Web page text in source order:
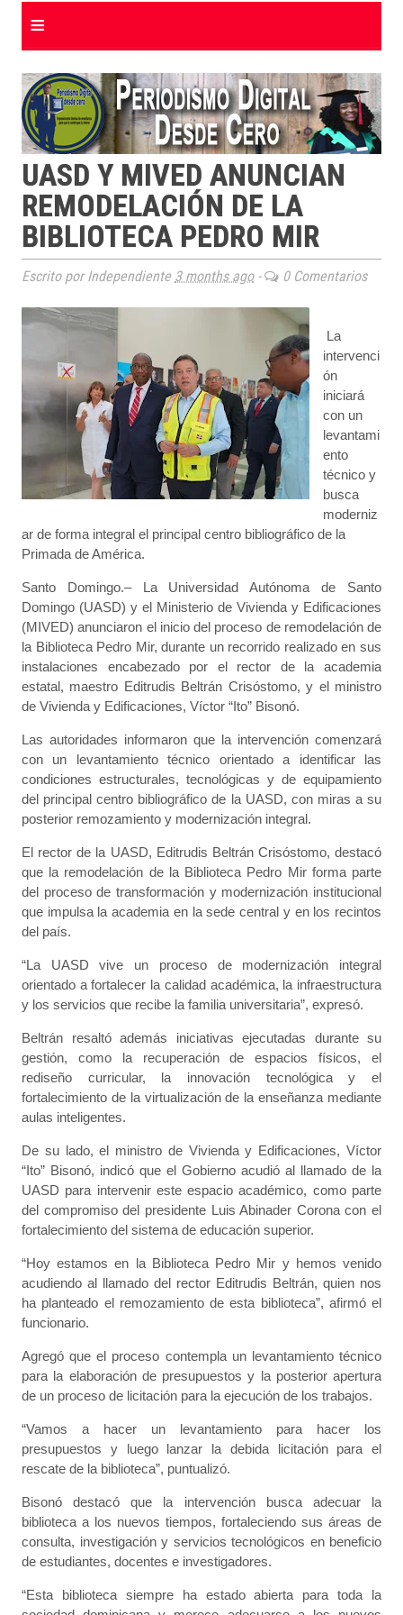
≡
UASD Y MIVED ANUNCIAN
REMODELACIÓN DE LA
BIBLIOTECA PEDRO MIR
Escrito por Independiente 3 months ago- 0 Comentarios
La
intervenci
ón
iniciará
con un
levantami
ento
técnico y
busca
moderniz
ar de forma integral el principal centro bibliográfico de la
Primada de América.
Santo Domingo.– La Universidad Autónoma de Santo
Domingo (UASD) y el Ministerio de Vivienda y Edificaciones
(MIVED) anunciaron el inicio del proceso de remodelación de
la Biblioteca Pedro Mir, durante un recorrido realizado en sus
instalaciones encabezado por el rector de la academia
estatal, maestro Editrudis Beltrán Crisóstomo, y el ministro
de Vivienda y Edificaciones, Víctor “Ito” Bisonó.
Las autoridades informaron que la intervención comenzará
con un levantamiento técnico orientado a identificar las
condiciones estructurales, tecnológicas y de equipamiento
del principal centro bibliográfico de la UASD, con miras a su
posterior remozamiento y modernización integral.
El rector de la UASD, Editrudis Beltrán Crisóstomo, destacó
que la remodelación de la Biblioteca Pedro Mir forma parte
del proceso de transformación y modernización institucional
que impulsa la academia en la sede central y en los recintos
del país.
“La UASD vive un proceso de modernización integral
orientado a fortalecer la calidad académica, la infraestructura
y los servicios que recibe la familia universitaria”, expresó.
Beltrán resaltó además iniciativas ejecutadas durante su
gestión, como la recuperación de espacios físicos, el
rediseño curricular, la innovación tecnológica y el
fortalecimiento de la virtualización de la enseñanza mediante
aulas inteligentes.
De su lado, el ministro de Vivienda y Edificaciones, Víctor
“Ito” Bisonó, indicó que el Gobierno acudió al llamado de la
UASD para intervenir este espacio académico, como parte
del compromiso del presidente Luis Abinader Corona con el
fortalecimiento del sistema de educación superior.
“Hoy estamos en la Biblioteca Pedro Mir y hemos venido
acudiendo al llamado del rector Editrudis Beltrán, quien nos
ha planteado el remozamiento de esta biblioteca”, afirmó el
funcionario.
Agregó que el proceso contempla un levantamiento técnico
para la elaboración de presupuestos y la posterior apertura
de un proceso de licitación para la ejecución de los trabajos.
“Vamos a hacer un levantamiento para hacer los
presupuestos y luego lanzar la debida licitación para el
rescate de la biblioteca”, puntualizó.
Bisonó destacó que la intervención busca adecuar la
biblioteca a los nuevos tiempos, fortaleciendo sus áreas de
consulta, investigación y servicios tecnológicos en beneficio
de estudiantes, docentes e investigadores.
“Esta biblioteca siempre ha estado abierta para toda la